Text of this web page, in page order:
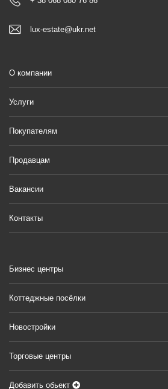
lux-estate@ukr.net
О компании
Услуги
Покупателям
Продавцам
Вакансии
Контакты
Бизнес центры
Коттеджные посёлки
Новостройки
Торговые центры
Добавить обьект